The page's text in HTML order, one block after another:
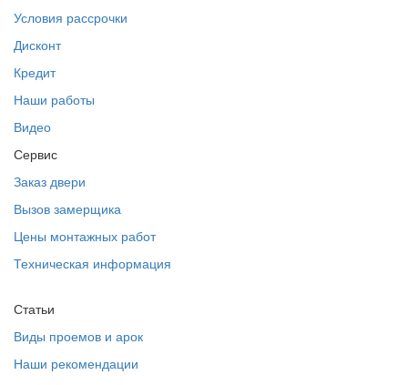
Условия рассрочки
Дисконт
Кредит
Наши работы
Видео
Сервис
Заказ двери
Вызов замерщика
Цены монтажных работ
Техническая информация
Статьи
Виды проемов и арок
Наши рекомендации